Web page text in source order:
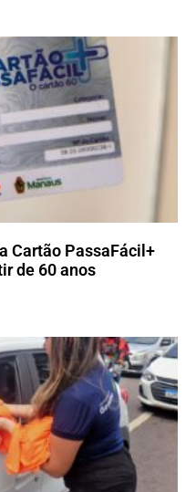
Cartão PassaFácil+
de 60 anos